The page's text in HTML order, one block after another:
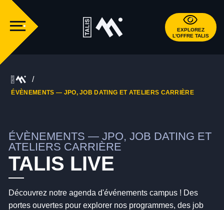
EXPLOREZ
L'OFFRE TALIS
ÉVÈNEMENTS — JPO, JOB DATING ET ATELIERS CARRIÈRE
ÉVÈNEMENTS — JPO, JOB DATING ET
ATELIERS CARRIÈRE
TALIS LIVE
Découvrez notre agenda d'événements campus ! Des
portes ouvertes pour explorer nos programmes, des job